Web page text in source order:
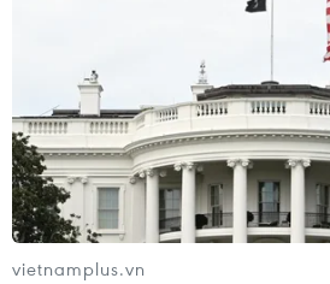
Theo Cục Tài chính doanh
các doanh nghiệp Nhà nước đã
đồng, thu về 15.803 tỷ đồng (gồm
vốn năm 2016 và 8 tháng qua.
vietnamplus.vn